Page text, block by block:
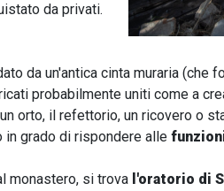
da privati.
da un'antica cinta muraria (che
probabilmente uniti come a
orto, il refettorio, un ricovero o
in grado di rispondere alle
monastero, si trova l'oratorio di